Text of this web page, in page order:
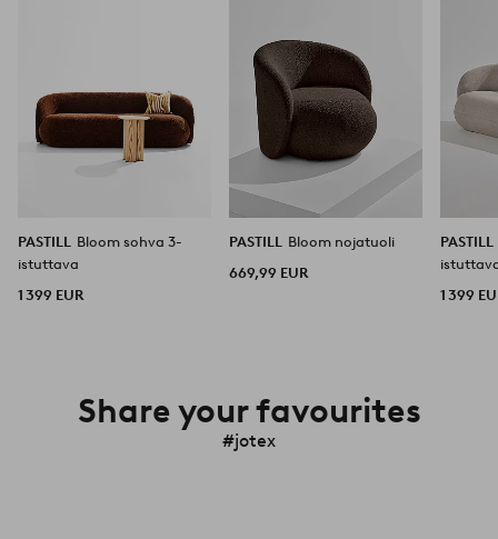
PASTILL
Bloom sohva 3-
istuttava
1 399 EUR
PASTILL
Bloom nojatuoli
669,99 EUR
PASTILL
1 399
Share your favourites
#jotex